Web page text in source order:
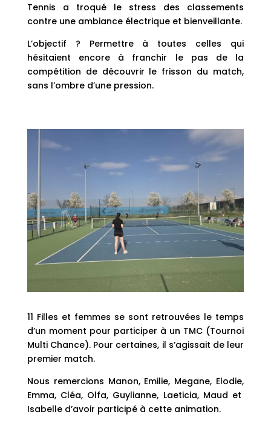
Tennis a troqué le stress des classements
contre une ambiance électrique et bienveillante.
L’objectif ? Permettre à toutes celles qui
hésitaient encore à franchir le pas de la
compétition de découvrir le frisson du match,
sans l’ombre d’une pression.
11 Filles et femmes se sont retrouvées le temps
d’un moment pour participer à un TMC (Tournoi
Multi Chance). Pour certaines, il s’agissait de leur
premier match.
Nous remercions Manon, Emilie, Megane, Elodie,
Emma, Cléa, Olfa, Guylianne, Laeticia, Maud et
Isabelle d’avoir participé à cette animation.